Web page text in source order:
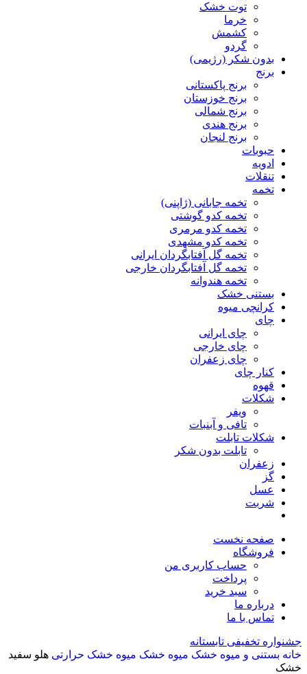
توت خشک
خرما
کشمش
گردو
بدون شکر (رژیمی)
برنج
برنج پاکستانی
برنج خوزستان
برنج شمالی
برنج هندی
برنج لنجان
حبوبات
ادویه
تنقلات
تخمه
تخمه جابانی (ژاپنی)
تخمه کدو گوشتی
تخمه کدو مرمری
تخمه کدو مشهدی
تخمه گل آفتابگردان ایرانی
تخمه گل آفتابگردان خارجی
تخمه هندوانه
بستنی خشک
کرانچی میوه
چای
چای ایرانی
چای خارجی
چای زعفران
کنار چای
قهوه
شکلات
ویفر
تافی و آبنبات
شکلات تابلت
تابلت بدون شکر
زعفران
گز
عسل
شربت
صفحه نخست
فروشگاه
حساب کاربری من
پرداخت
سبد خرید
درباره ما
تماس با ما
جشنواره تخفیفی تابستانه
خانه بستنی و میوه خشک میوه خشک میوه خشک حرارتی هلو سفید
خشک